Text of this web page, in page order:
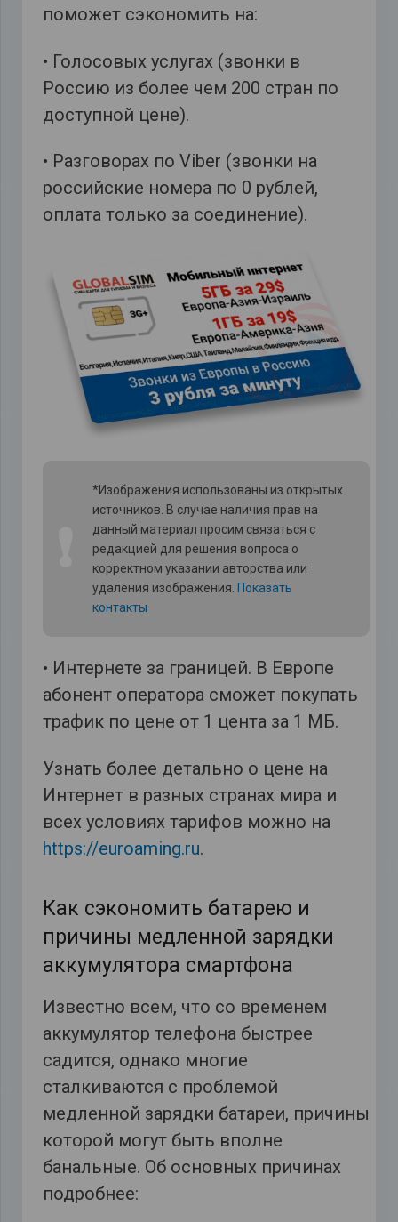
поможет сэкономить на:
• Голосовых услугах (звонки в
Россию из более чем 200 стран по
доступной цене).
• Разговорах по Viber (звонки на
российские номера по 0 рублей,
оплата только за соединение).
*Изображения использованы из открытых
источников. В случае наличия прав на
данный материал просим связаться с
редакцией для решения вопроса о
корректном указании авторства или
удаления изображения. Показать
контакты
• Интернете за границей. В Европе
абонент оператора сможет покупать
трафик по цене от 1 цента за 1 МБ.
Узнать более детально о цене на
Интернет в разных странах мира и
всех условиях тарифов можно на
https://euroaming.ru.
Как сэкономить батарею и
причины медленной зарядки
аккумулятора смартфона
Известно всем, что со временем
аккумулятор телефона быстрее
садится, однако многие
сталкиваются с проблемой
медленной зарядки батареи, причины
которой могут быть вполне
банальные. Об основных причинах
подробнее: